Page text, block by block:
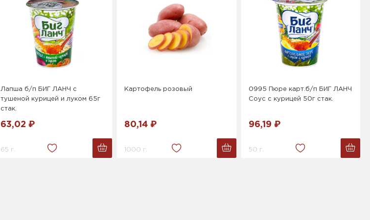
Лапша б/п БИГ ЛАНЧ с
тушеной курицей и луком 65г
стак.
63,02 ₽
65 г.
Картофель розовый
80,14 ₽
1000 г.
0995 Пюре карт.б/п БИГ ЛАНЧ
Соус с курицей 50г стак.
96,19 ₽
50 г.